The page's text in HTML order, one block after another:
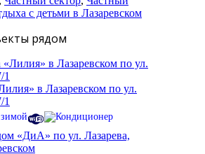
с детьми в Лазаревском
рядом
в Лазаревском по ул.
1